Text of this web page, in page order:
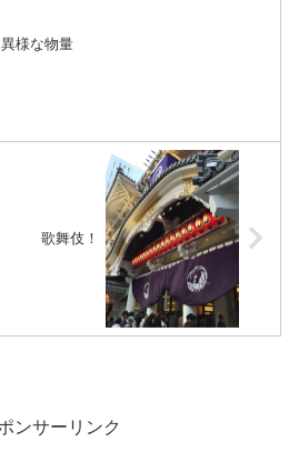
異様な物量
歌舞伎！
ンサーリンク